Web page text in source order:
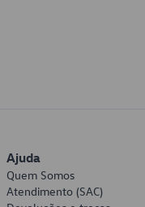
Ajuda
Quem Somos
Atendimento (SAC)